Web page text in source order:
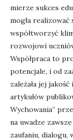
mierze sukces
mogła
współtworzyć
rozwojowi
Współpraca to
potencjale, i od
zależała jej
artykułów
Wychowania”
na uwadze
zaufaniu, dialogu,